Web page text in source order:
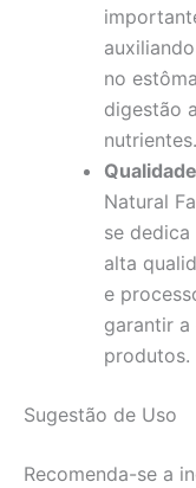
no
digestão
nutrientes.
Natural
se
alta
e
garantir a
produtos.
Sugestão de Uso
Recomenda-se a